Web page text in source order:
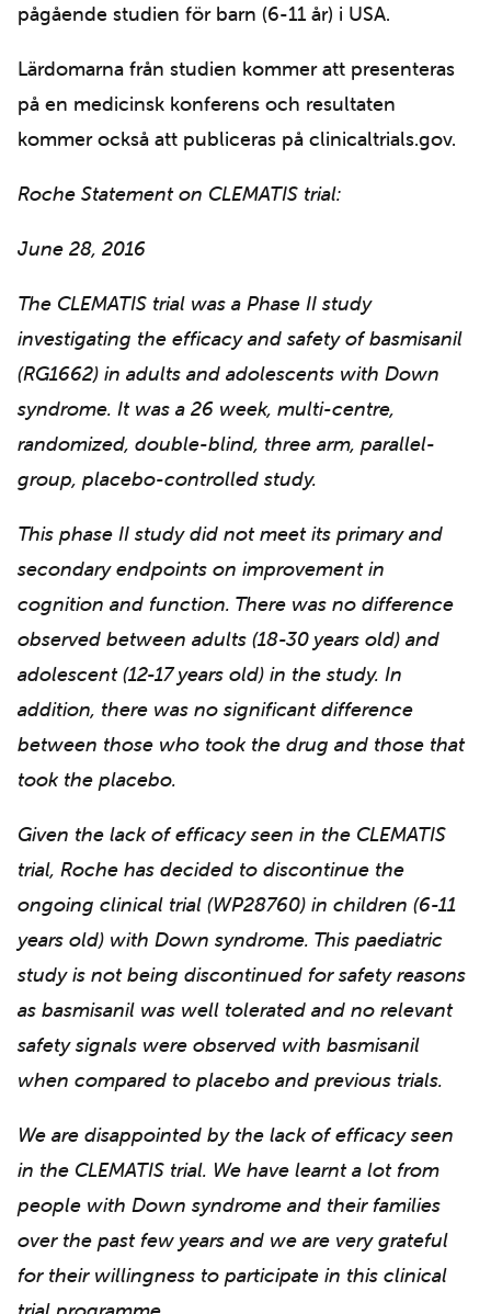
pågående studien för barn (6-11 år) i USA.
Lärdomarna från studien kommer att presenteras
på en medicinsk konferens och resultaten
kommer också att publiceras på clinicaltrials.gov.
Roche Statement on CLEMATIS trial:
June 28, 2016
The CLEMATIS trial was a Phase II study
investigating the efficacy and safety of basmisanil
(RG1662) in adults and adolescents with Down
syndrome. It was a 26 week, multi-centre,
randomized, double-blind, three arm, parallel-
group, placebo-controlled study.
This phase II study did not meet its primary and
secondary endpoints on improvement in
cognition and function. There was no difference
observed between adults (18-30 years old) and
adolescent (12-17 years old) in the study. In
addition, there was no significant difference
between those who took the drug and those that
took the placebo.
Given the lack of efficacy seen in the CLEMATIS
trial, Roche has decided to discontinue the
ongoing clinical trial (WP28760) in children (6-11
years old) with Down syndrome. This paediatric
study is not being discontinued for safety reasons
as basmisanil was well tolerated and no relevant
safety signals were observed with basmisanil
when compared to placebo and previous trials.
We are disappointed by the lack of efficacy seen
in the CLEMATIS trial. We have learnt a lot from
people with Down syndrome and their families
over the past few years and we are very grateful
for their willingness to participate in this clinical